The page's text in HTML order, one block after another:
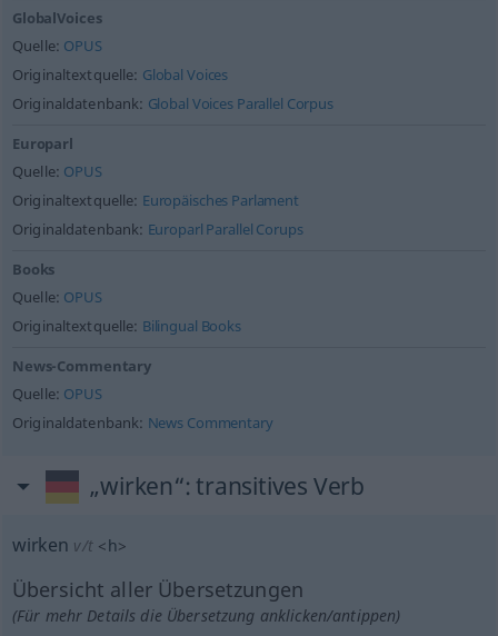
GlobalVoices
Quelle: OPUS
Originaltextquelle: Global Voices
Originaldatenbank: Global Voices Parallel Corpus
Europarl
Quelle: OPUS
Originaltextquelle: Europäisches Parlament
Originaldatenbank: Europarl Parallel Corups
Books
Quelle: OPUS
Originaltextquelle: Bilingual Books
News-Commentary
Quelle: OPUS
Originaldatenbank: News Commentary
„wirken“: transitives Verb
wirken v/t <h>
Übersicht aller Übersetzungen
(Für mehr Details die Übersetzung anklicken/antippen)